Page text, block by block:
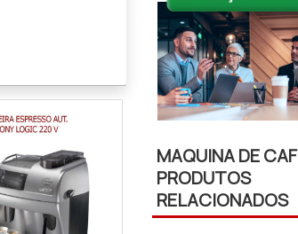
MAQUINA DE
PRODUTOS
RELACIONADOS